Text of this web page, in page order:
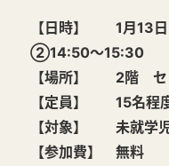
【日時】 1月13
②14:50～15:30
【場所】 2階 セ
【定員】 15名程
【対象】 未就学
【参加費】 無料